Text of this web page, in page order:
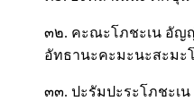
๓๒. คะณะโภชะเน อัญญั
อัทธานะคะมะนะสะมะ
๓๓. ปะรัมปะระโภชะเ